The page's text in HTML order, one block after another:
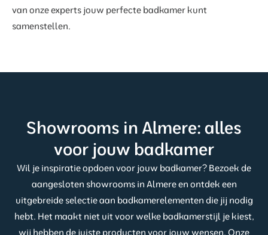
van onze experts jouw perfecte badkamer kunt
samenstellen.
Showrooms in Almere: alles
voor jouw badkamer
Wil je inspiratie opdoen voor jouw badkamer? Bezoek de
aangesloten showrooms in Almere en ontdek een
uitgebreide selectie aan badkamerelementen die jij nodig
hebt. Het maakt niet uit voor welke badkamerstijl je kiest,
wij hebben de juiste producten voor jouw wensen. Onze